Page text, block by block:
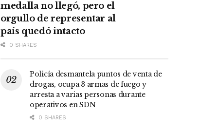
medalla no llegó, pero el
orgullo de representar al
país quedó intacto
0 SHARES
Policía desmantela puntos de venta de
drogas, ocupa 3 armas de fuego y
arresta a varias personas durante
operativos en SDN
0 SHARES